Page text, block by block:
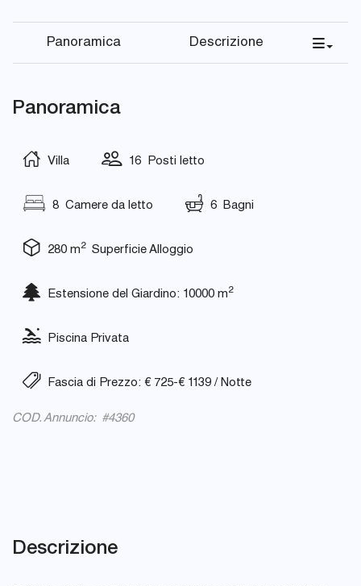
Panoramica Descrizione
Panoramica
Villa 16 Posti letto
8 Camere da letto 6 Bagni
280 m2Superficie Alloggio
Estensione del Giardino: 10000 m2
Piscina Privata
Fascia di Prezzo: € 725-€ 1139 / Notte
COD. Annuncio: #4360
Descrizione